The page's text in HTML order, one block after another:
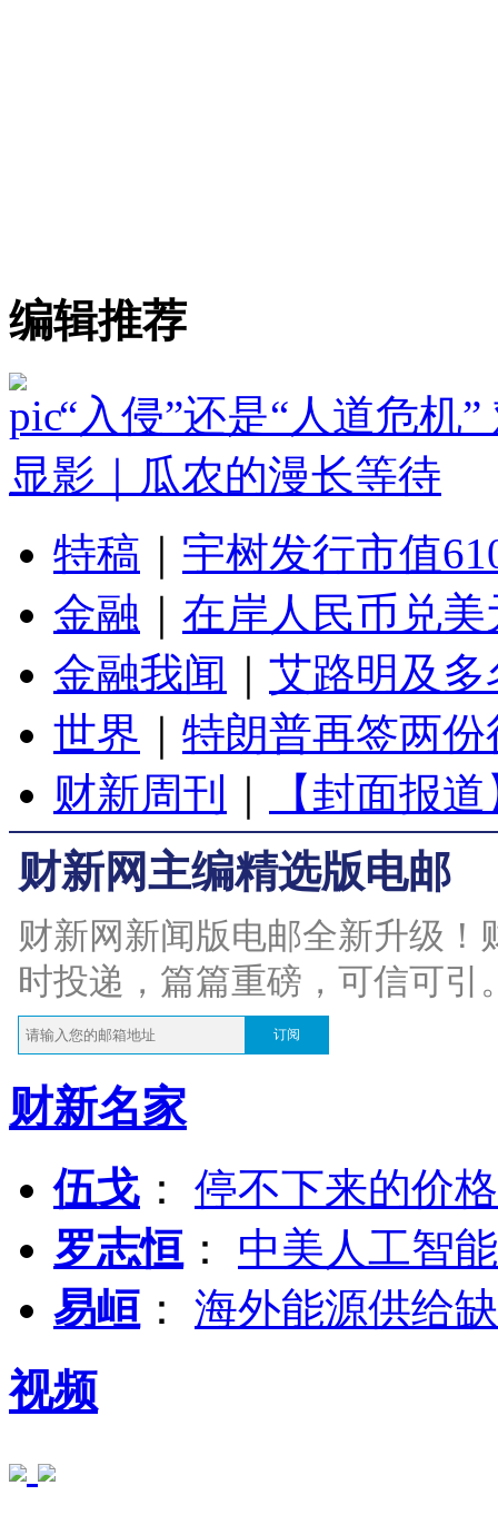
编辑推荐
“入侵”还是“人道危机
显影｜瓜农的漫长等待
特稿
宇树发行市值
金融
在岸人民币兑
金融我闻
艾路明及
世界
特朗普再签两
财新周刊
【封面报
财新网主编精选版电邮
财新网新闻版电邮全新升级
时投递，篇篇重磅，可信可引
订阅
财新名家
伍戈 ： 停不下来的价
罗志恒 ： 中美人工智
易峘 ： 海外能源供给
视频